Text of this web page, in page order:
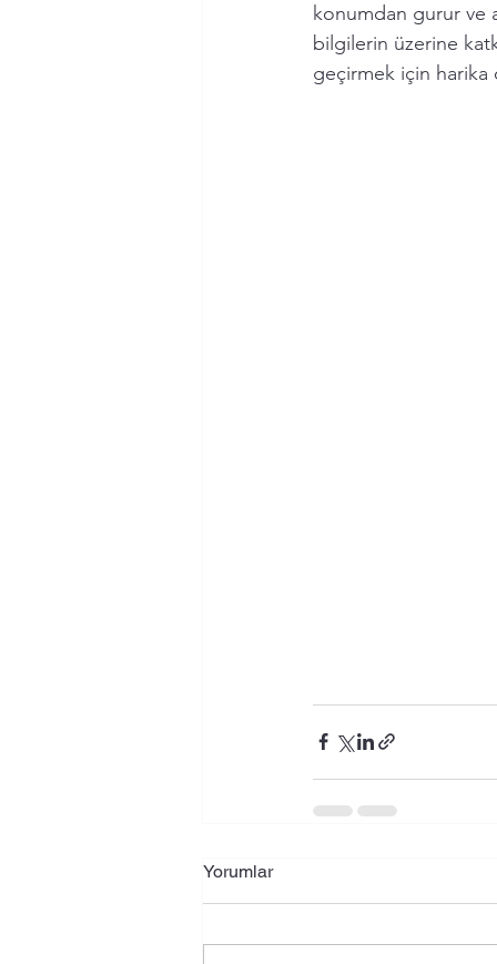
konumdan gurur ve
bilgilerin üzerine
geçirmek için
Yorumlar